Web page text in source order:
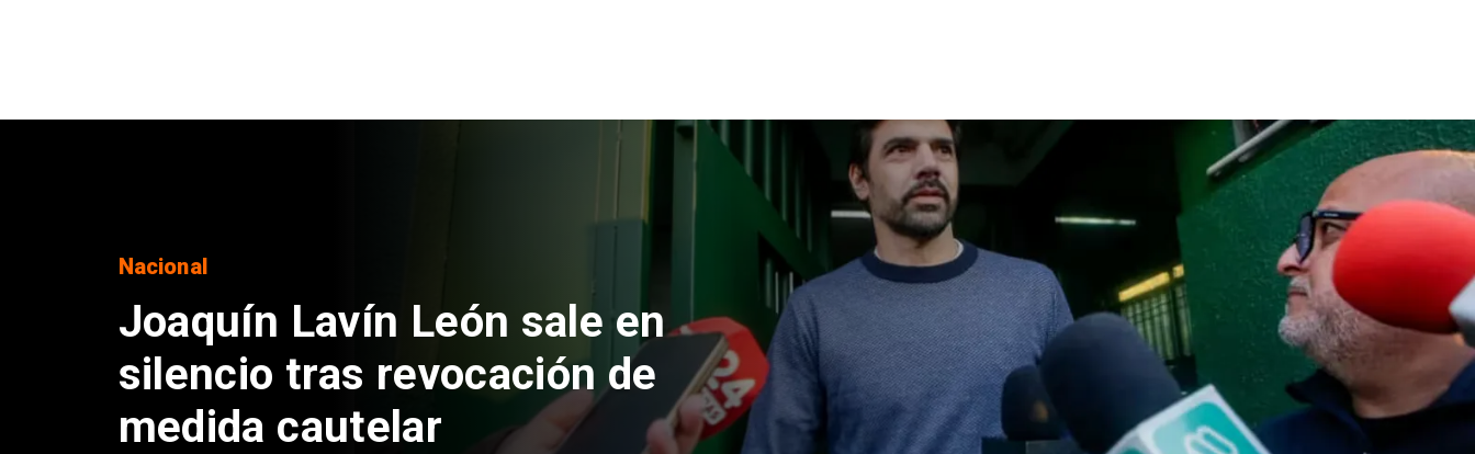
Nacional
Chile y Venezuela formalizan
reinicio de relaciones
consulares